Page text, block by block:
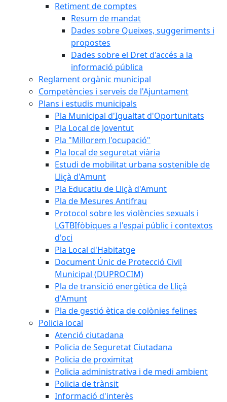
Retiment de comptes
Resum de mandat
Dades sobre Queixes, suggeriments i
propostes
Dades sobre el Dret d'accés a la
informació pública
Reglament orgànic municipal
Competències i serveis de l'Ajuntament
Plans i estudis municipals
Pla Municipal d'Igualtat d'Oportunitats
Pla Local de Joventut
Pla "Millorem l'ocupació"
Pla local de seguretat viària
Estudi de mobilitat urbana sostenible de
Lliçà d'Amunt
Pla Educatiu de Lliçà d'Amunt
Pla de Mesures Antifrau
Protocol sobre les violències sexuals i
LGTBIfòbiques a l'espai públic i contextos
d'oci
Pla Local d'Habitatge
Document Únic de Protecció Civil
Municipal (DUPROCIM)
Pla de transició energètica de Lliçà
d'Amunt
Pla de gestió ètica de colònies felines
Policia local
Atenció ciutadana
Policia de Seguretat Ciutadana
Policia de proximitat
Policia administrativa i de medi ambient
Policia de trànsit
Informació d'interès